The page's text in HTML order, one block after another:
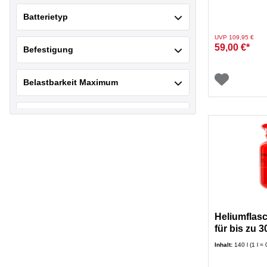
Batterietyp
Befestigung
Belastbarkeit Maximum
Betriebsspannung
Preis reduziert von
UVP 109,95 €auf
59,00 €*
für bis zu
Inhalt: 140 l (1 l =